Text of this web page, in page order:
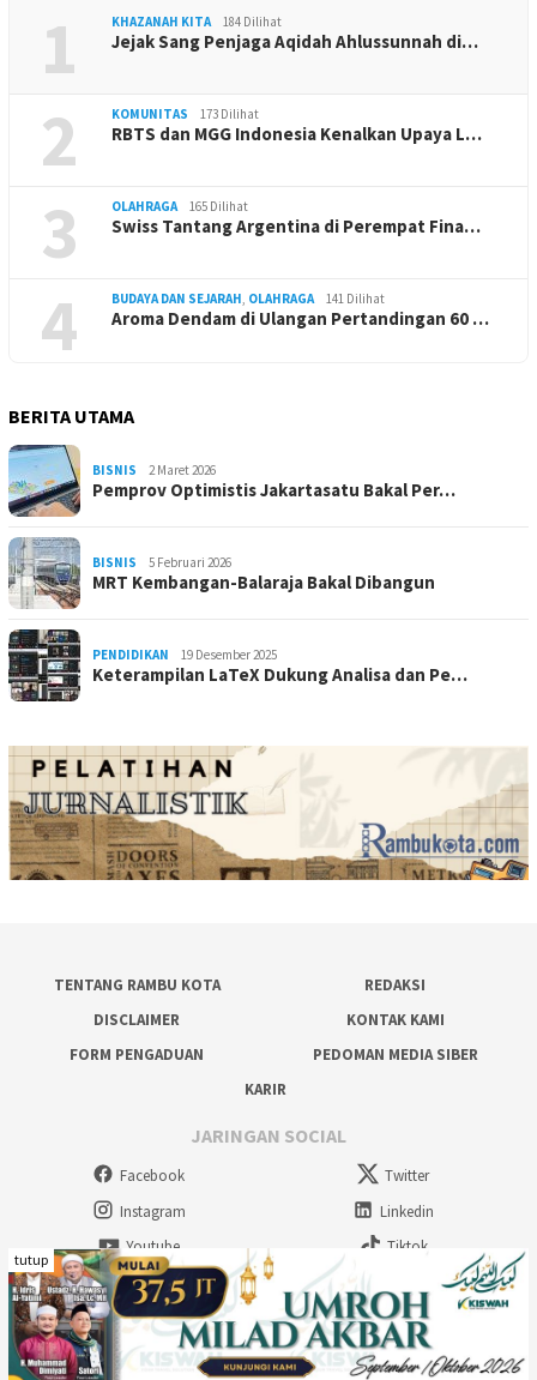
1 KHAZANAH KITA 184 Dilihat
Jejak Sang Penjaga Aqidah Ahlussunnah di…
2 KOMUNITAS 173 Dilihat
RBTS dan MGG Indonesia Kenalkan Upaya L…
3 OLAHRAGA 165 Dilihat
Swiss Tantang Argentina di Perempat Fina…
4 BUDAYA DAN SEJARAH OLAHRAGA 141 Dilihat
Aroma Dendam di Ulangan Pertandingan 60 …
BERITA UTAMA
BISNIS 2 Maret 2026
Pemprov Optimistis Jakartasatu Bakal Per…
BISNIS 5 Februari 2026
MRT Kembangan-Balaraja Bakal Dibangun
PENDIDIKAN 19 Desember 2025
Keterampilan LaTeX Dukung Analisa dan Pe…
TENTANG RAMBU KOTA
REDAKSI
DISCLAIMER
KONTAK KAMI
FORM PENGADUAN
PEDOMAN MEDIA SIBER
KARIR
JARINGAN SOCIAL
Facebook
Twitter
Instagram
Linkedin
Youtube
Tiktok
Rambu Kota Multimedia - 2026
tutup